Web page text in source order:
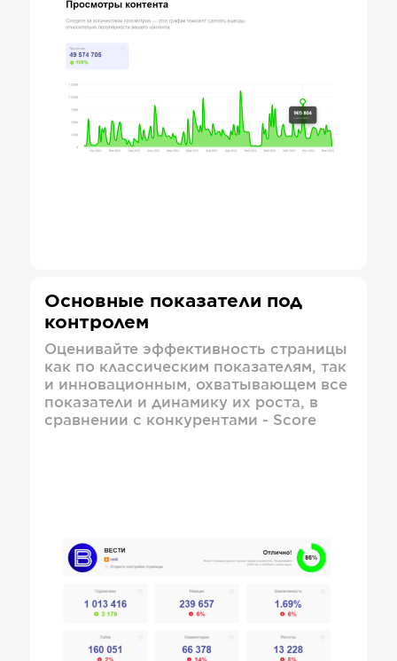
Основные показатели под
контролем
Оценивайте эффективность страницы
как по классическим показателям, так
и инновационным, охватывающем все
показатели и динамику их роста, в
сравнении с конкурентами - Score